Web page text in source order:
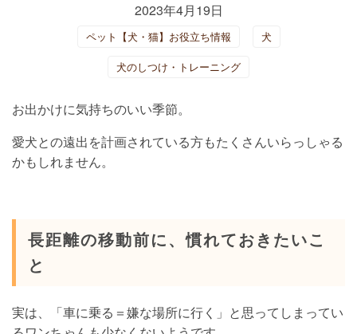
施設紹介
ブログ
会社概要
2023年4月19日
ペット【犬・猫】お役立ち情報
犬
犬のしつけ・トレーニング
お出かけに気持ちのいい季節。
愛犬との遠出を計画されている方もたくさんいらっしゃる
かもしれません。
長距離の移動前に、慣れておきたいこ
と
実は、「車に乗る＝嫌な場所に行く」と思ってしまってい